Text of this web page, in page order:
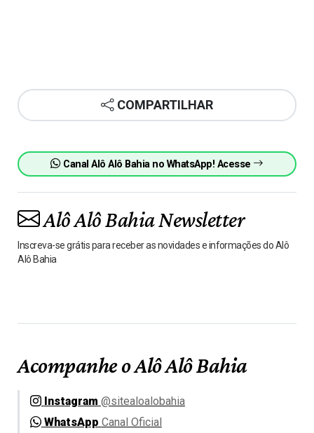
COMPARTILHAR
Canal Alô Alô Bahia no WhatsApp! Acesse
Alô Alô Bahia Newsletter
Inscreva-se grátis para receber as novidades e informações do Alô
Alô Bahia
Acompanhe o Alô Alô Bahia
Instagram @sitealoalobahia
WhatsApp Canal Oficial